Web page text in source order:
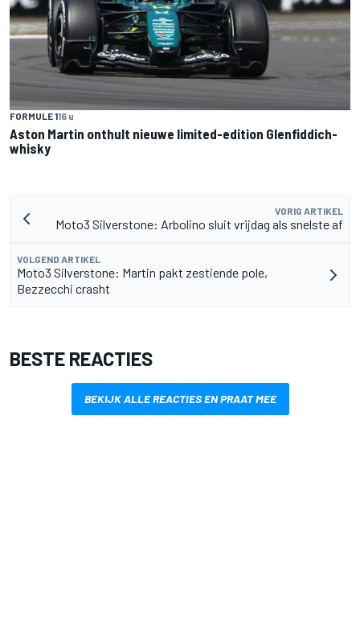
FORMULE 116 u
Aston Martin onthult nieuwe limited-edition Glenfiddich-
whisky
VORIG ARTIKEL
Moto3 Silverstone: Arbolino sluit vrijdag als snelste af
VOLGEND ARTIKEL
Moto3 Silverstone: Martin pakt zestiende pole,
Bezzecchi crasht
BESTE REACTIES
BEKIJK ALLE REACTIES EN PRAAT MEE